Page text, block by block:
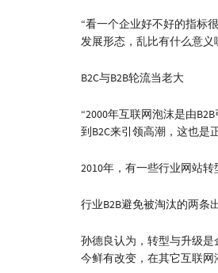
“看一个企业好不好的指标
发展形态，乱比有什么意义
B2C与B2B轮流当老大
“2000年互联网泡沫是由
到B2C来引领高潮，这也是
2010年，有一些行业网站转
行业B2B避免被淘汰的两条
孙德良认为，转型与升级
今鲜有改变，在其它互联网